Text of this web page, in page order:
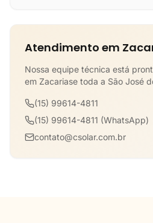
Atendimento em
Nossa equipe técnica está
em Zacariase toda a São José
(15) 99614-4811
(15) 99614-4811 (WhatsApp)
contato@csolar.com.br